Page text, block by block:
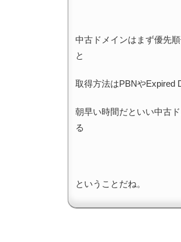
中古ドメインはまず優先
と
取得方法はPBNやExpired
朝早い時間だといい中古
る
ということだね。